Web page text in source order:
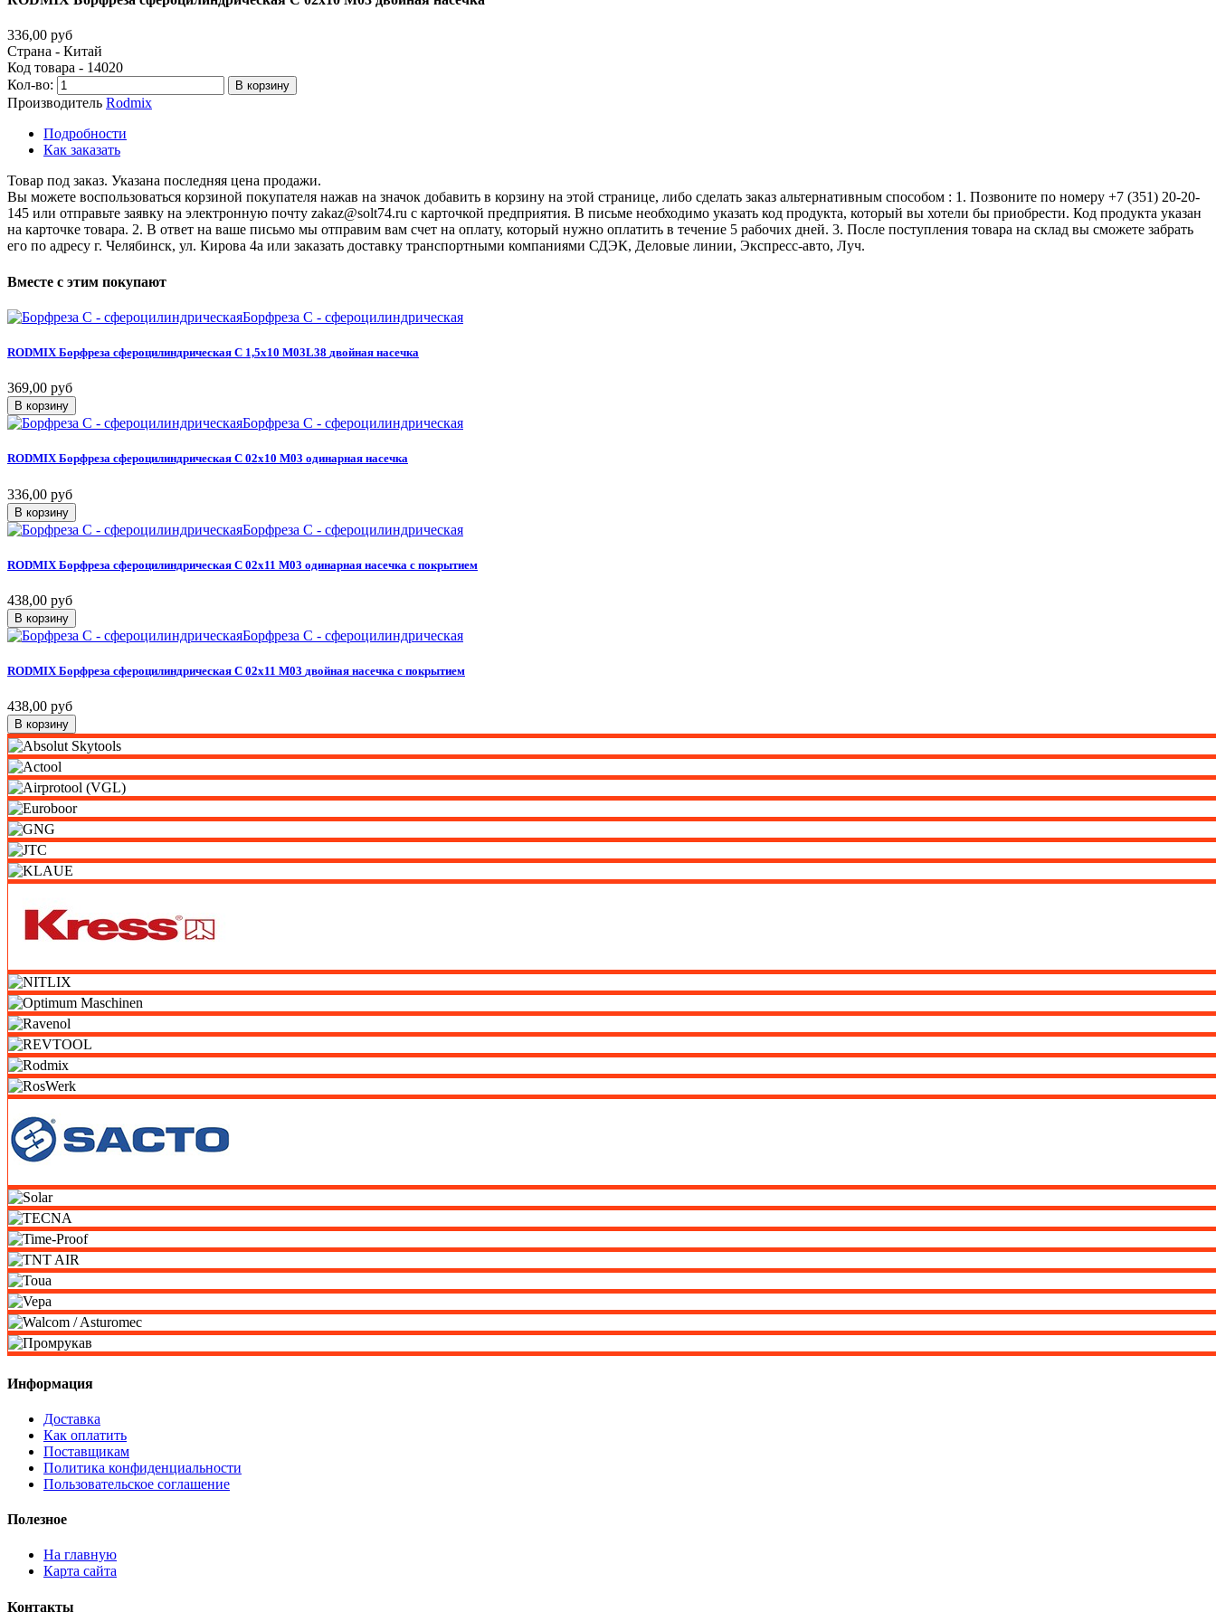
336,00 руб
Страна - Китай
Код товара - 14020
Кол-во:
В корзину
Производитель Rodmix
Подробности
Как заказать
Товар под заказ. Указана последняя цена продажи.
Вы можете воспользоваться корзиной покупателя нажав на значок добавить в корзину на этой странице, либо сделать заказ альтернативным способом : 1. Позвоните по номеру +7 (351) 20-20-
145 или отправьте заявку на электронную почту zakaz@solt74.ru с карточкой предприятия. В письме необходимо указать код продукта, который вы хотели бы приобрести. Код продукта указан
на карточке товара. 2. В ответ на ваше письмо мы отправим вам счет на оплату, который нужно оплатить в течение 5 рабочих дней. 3. После поступления товара на склад вы сможете забрать
его по адресу г. Челябинск, ул. Кирова 4а или заказать доставку транспортными компаниями СДЭК, Деловые линии, Экспресс-авто, Луч.
Вместе с этим покупают
Борфреза C - сфероцилиндрическая
RODMIX Борфреза сфероцилиндрическая C 1,5х10 M03L38 двойная насечка
369,00 руб
В корзину
Борфреза C - сфероцилиндрическая
RODMIX Борфреза сфероцилиндрическая C 02х10 M03 одинарная насечка
336,00 руб
В корзину
Борфреза C - сфероцилиндрическая
RODMIX Борфреза сфероцилиндрическая C 02х11 M03 одинарная насечка с покрытием
438,00 руб
В корзину
Борфреза C - сфероцилиндрическая
RODMIX Борфреза сфероцилиндрическая C 02х11 M03 двойная насечка с покрытием
438,00 руб
В корзину
Информация
Доставка
Как оплатить
Поставщикам
Политика конфиденциальности
Пользовательское соглашение
Полезное
На главную
Карта сайта
Контакты